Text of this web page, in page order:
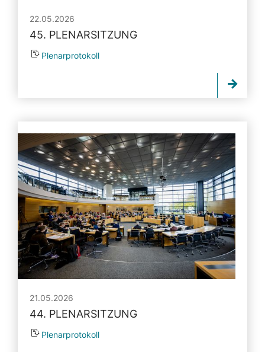
22.05.2026
45. PLENARSITZUNG
Plenarprotokoll
21.05.2026
44. PLENARSITZUNG
Plenarprotokoll